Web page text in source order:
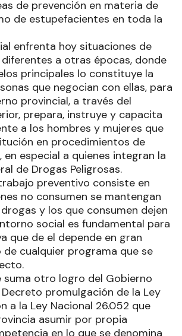
de prevención en materia de
de estupefacientes en toda la
enfrenta hoy situaciones de
a otras épocas, donde
principales lo constituye la
que negocian con ellas, para
provincial, a través del
prepara, instruye y capacita
a los hombres y mujeres que
en procedimientos de
en especial a quienes integran la
de Drogas Peligrosas.
preventivo consiste en
no consumen se mantengan
y los que consumen dejen
social es fundamental para
que de el depende en gran
cualquier programa que se
otro logro del Gobierno
promulgación de la Ley
a la Ley Nacional 26.052 que
asumir por propia